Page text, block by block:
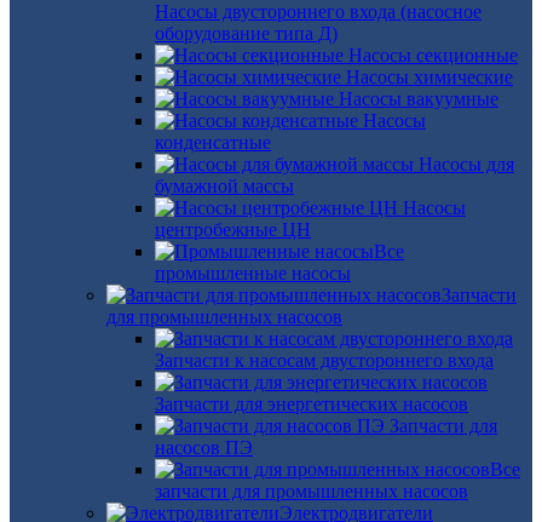
Насосы двустороннего входа (насосное
оборудование типа Д)
Насосы секционные
Насосы химические
Насосы вакуумные
Насосы
конденсатные
Насосы для
бумажной массы
Насосы
центробежные ЦН
Все
промышленные насосы
Запчасти
для промышленных насосов
Запчасти к насосам двустороннего входа
Запчасти для энергетических насосов
Запчасти для
насосов ПЭ
Все
запчасти для промышленных насосов
Электродвигатели